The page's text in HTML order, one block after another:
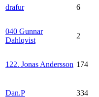
drafur 6
040 Gunnar
Dahlqvist
2
122. Jonas Andersson 174
Dan.P 334